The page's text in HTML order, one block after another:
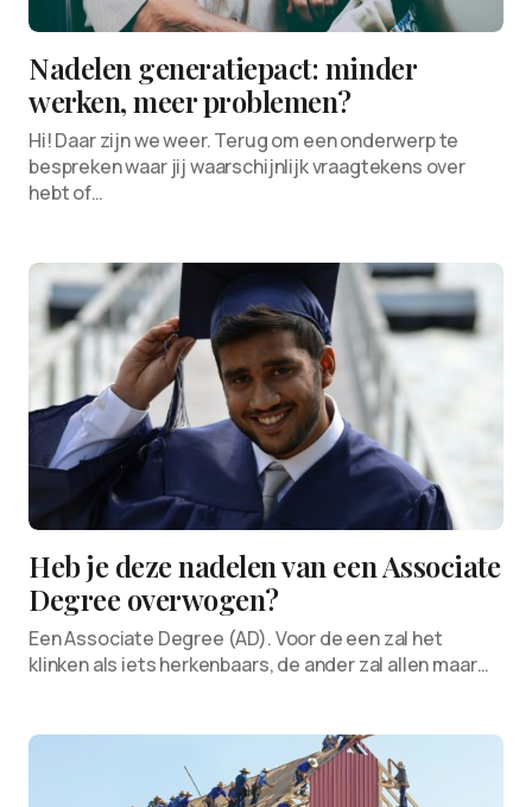
Nadelen generatiepact: minder
werken, meer problemen?
Hi! Daar zijn we weer. Terug om een onderwerp te
bespreken waar jij waarschijnlijk vraagtekens over
hebt of…
Heb je deze nadelen van een Associate
Degree overwogen?
Een Associate Degree (AD). Voor de een zal het
klinken als iets herkenbaars, de ander zal allen maar…